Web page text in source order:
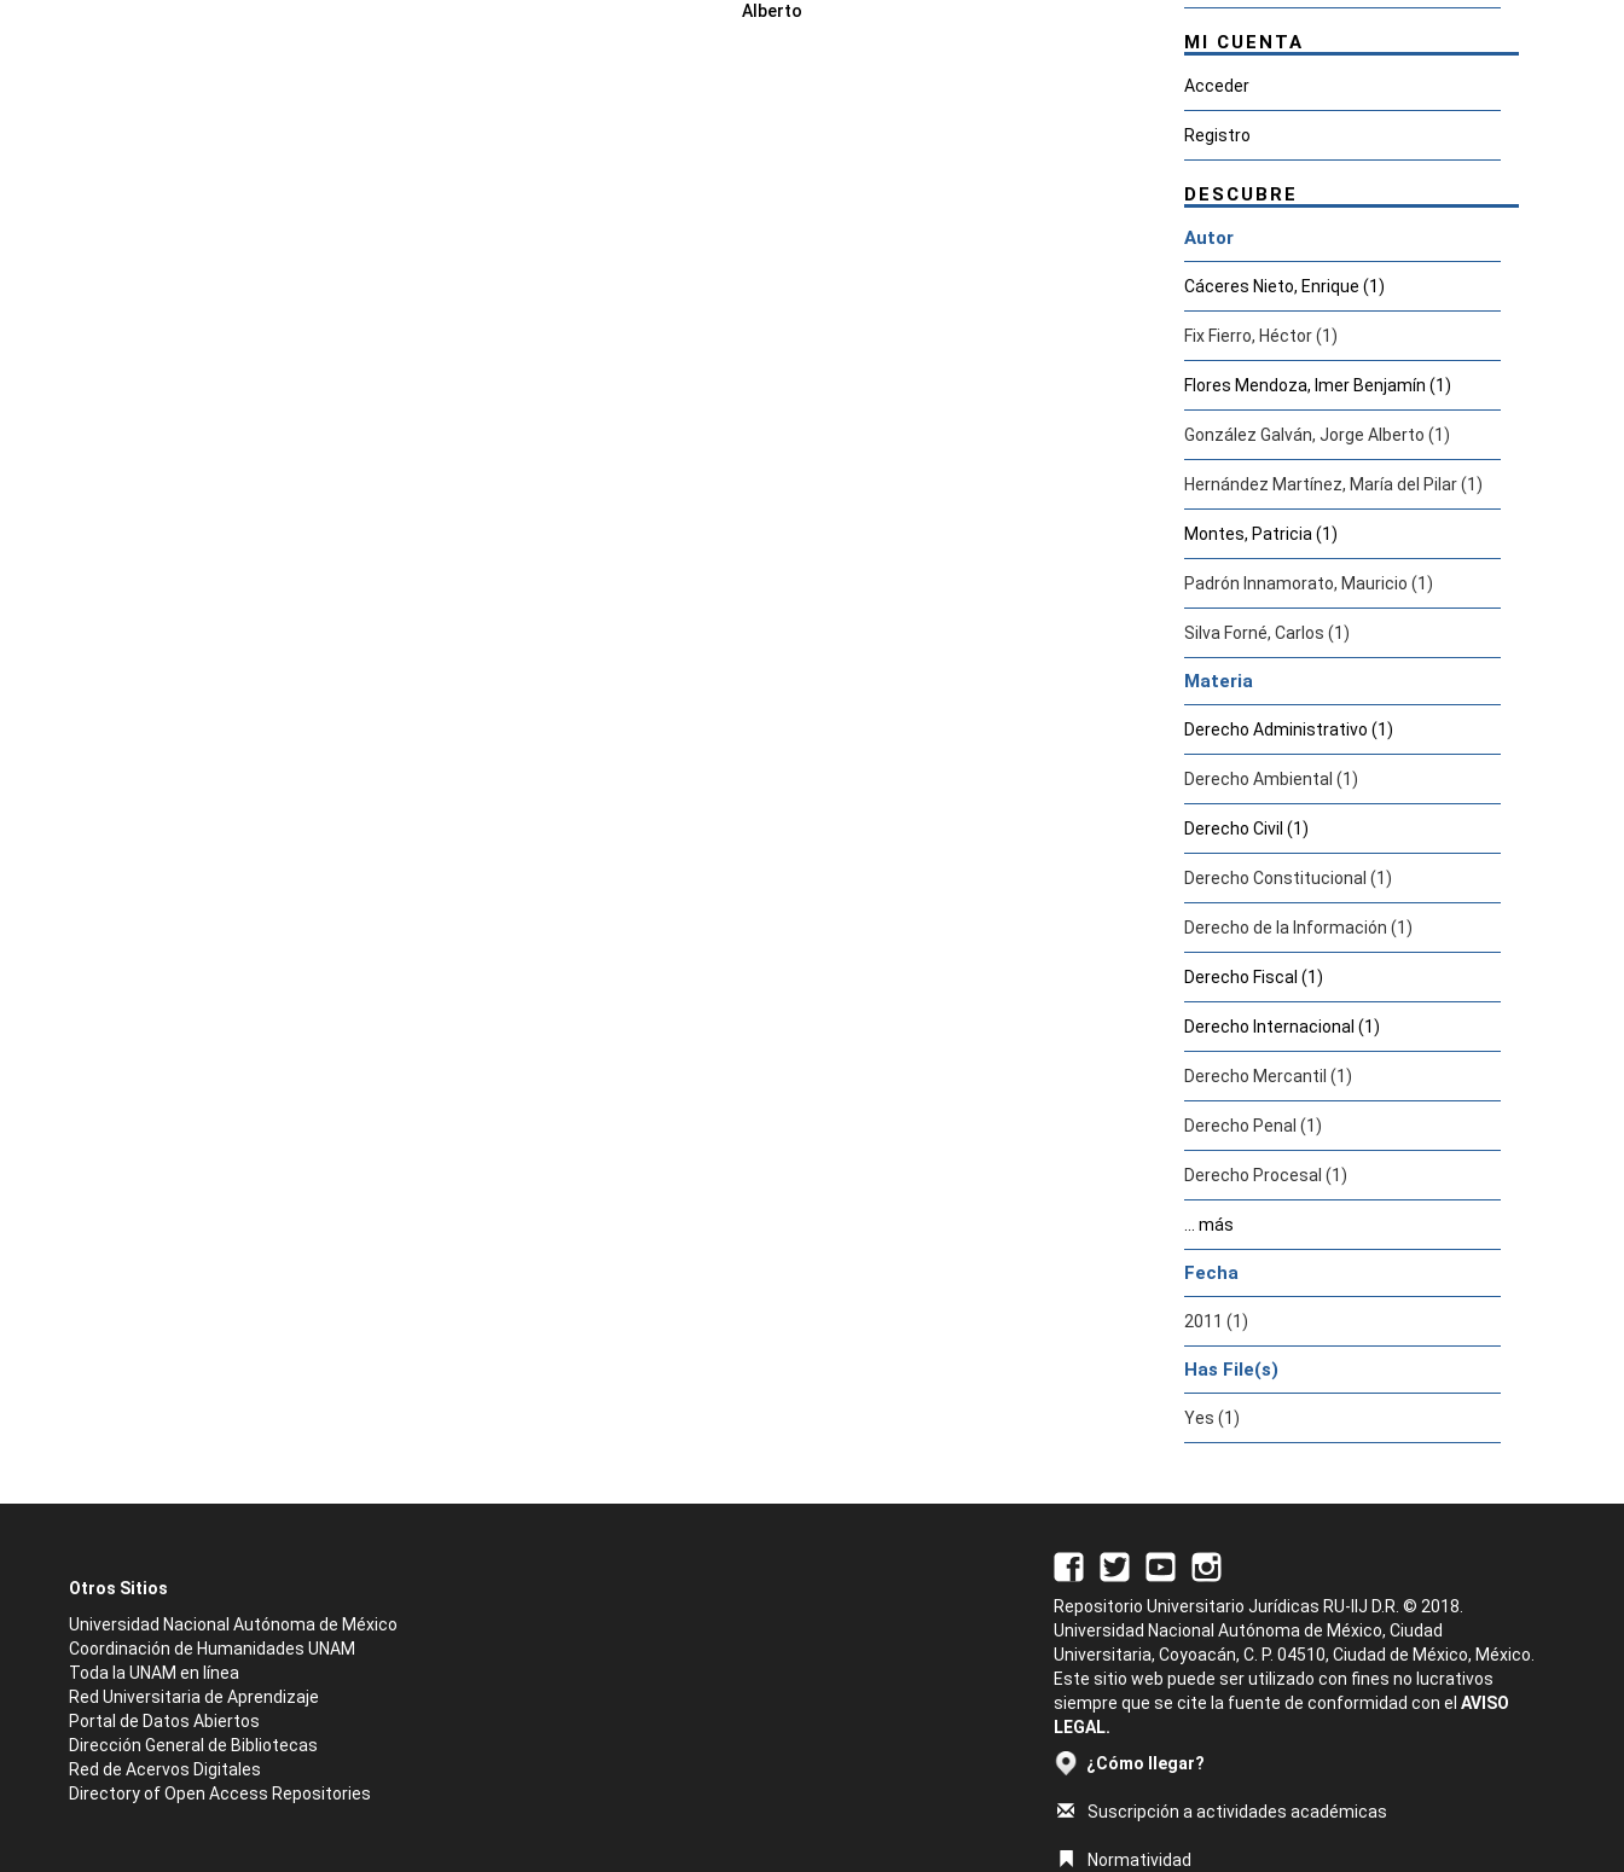
Alberto
MI CUENTA
Acceder
Registro
DESCUBRE
Autor
Cáceres Nieto, Enrique (1)
Fix Fierro, Héctor (1)
Flores Mendoza, Imer Benjamín (1)
González Galván, Jorge Alberto (1)
Hernández Martínez, María del Pilar (1)
Montes, Patricia (1)
Padrón Innamorato, Mauricio (1)
Silva Forné, Carlos (1)
Materia
Derecho Administrativo (1)
Derecho Ambiental (1)
Derecho Civil (1)
Derecho Constitucional (1)
Derecho de la Información (1)
Derecho Fiscal (1)
Derecho Internacional (1)
Derecho Mercantil (1)
Derecho Penal (1)
Derecho Procesal (1)
... más
Fecha
2011 (1)
Has File(s)
Yes (1)
Otros Sitios
Universidad Nacional Autónoma de México
Coordinación de Humanidades UNAM
Toda la UNAM en línea
Red Universitaria de Aprendizaje
Portal de Datos Abiertos
Dirección General de Bibliotecas
Red de Acervos Digitales
Directory of Open Access Repositories
Repositorio Universitario Jurídicas RU-IIJ D.R. © 2018.
Universidad Nacional Autónoma de México, Ciudad
Universitaria, Coyoacán, C. P. 04510, Ciudad de México, México.
Este sitio web puede ser utilizado con fines no lucrativos
siempre que se cite la fuente de conformidad con el AVISO
LEGAL.
¿Cómo llegar?
Suscripción a actividades académicas
Normatividad